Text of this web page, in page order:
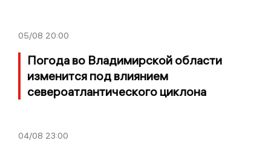
05/08 20:00
Погода во Владимирской области
изменится под влиянием
североатлантического циклона
04/08 23:00